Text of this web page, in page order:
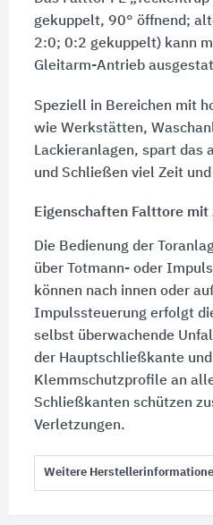
gekuppelt, 90° öffnend;
2:0; 0:2 gekuppelt) kann
Gleitarm-Antrieb
Speziell in Bereichen mit
wie Werkstätten,
Lackieranlagen, spart das
und Schließen viel Zeit und
Eigenschaften Falttore
Die Bedienung der
über Totmann- oder
können nach innen oder
Impulssteuerung erfolgt
selbst überwachende
der Hauptschließkante
Klemmschutzprofile an
Schließkanten schützen
Verletzungen.
Weitere